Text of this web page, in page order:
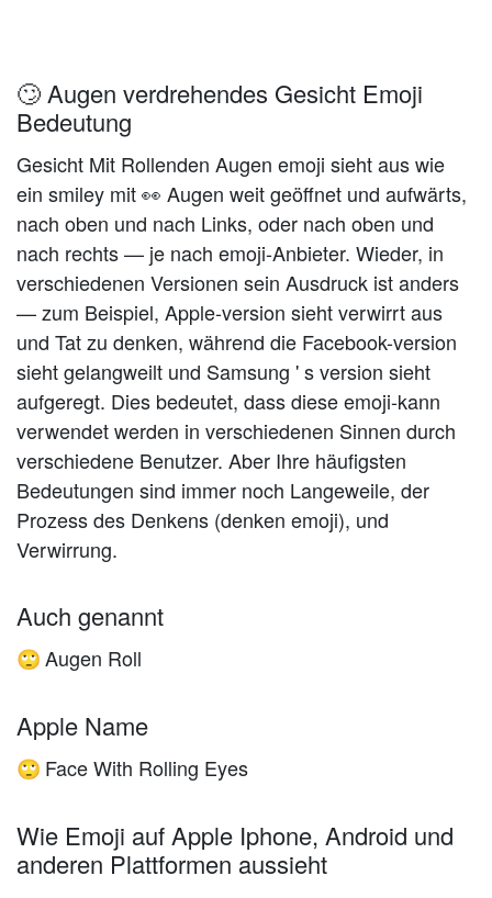
🙄 Augen verdrehendes Gesicht Emoji
Bedeutung
Gesicht Mit Rollenden Augen emoji sieht aus wie
ein smiley mit 👀 Augen weit geöffnet und aufwärts,
nach oben und nach Links, oder nach oben und
nach rechts — je nach emoji-Anbieter. Wieder, in
verschiedenen Versionen sein Ausdruck ist anders
— zum Beispiel, Apple-version sieht verwirrt aus
und Tat zu denken, während die Facebook-version
sieht gelangweilt und Samsung ' s version sieht
aufgeregt. Dies bedeutet, dass diese emoji-kann
verwendet werden in verschiedenen Sinnen durch
verschiedene Benutzer. Aber Ihre häufigsten
Bedeutungen sind immer noch Langeweile, der
Prozess des Denkens (denken emoji), und
Verwirrung.
Auch genannt
🙄 Augen Roll
Apple Name
🙄 Face With Rolling Eyes
Wie Emoji auf Apple Iphone, Android und
anderen Plattformen aussieht